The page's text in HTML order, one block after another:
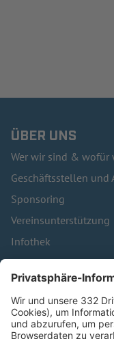
ÜBER UNS
Wer wir sind & wofür
Geschäftsstellen und
Sponsoring
Vereinsunterstützung
Infothek
Kontakt
HÄUFIG
Pässe und